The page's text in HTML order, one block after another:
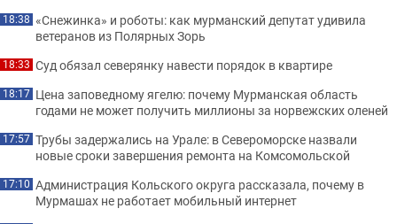
18:38 «Снежинка» и роботы: как мурманский депутат удивила
ветеранов из Полярных Зорь
18:33 Суд обязал северянку навести порядок в квартире
18:17 Цена заповедному ягелю: почему Мурманская область
годами не может получить миллионы за норвежских оленей
17:57 Трубы задержались на Урале: в Североморске назвали
новые сроки завершения ремонта на Комсомольской
17:10 Администрация Кольского округа рассказала, почему в
Мурмашах не работает мобильный интернет